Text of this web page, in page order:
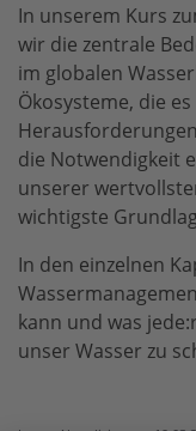
In unserem Kurs
wir die zentrale
im globalen
Ökosysteme, die
die Notwendigkeit
unserer
wichtigste
In den einzelnen
kann und was
unser Wasser zu